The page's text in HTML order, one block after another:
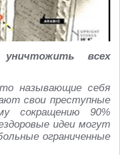
всех
называющие себя
свои преступные
сокращению 90%
идеи могут
ограниченные